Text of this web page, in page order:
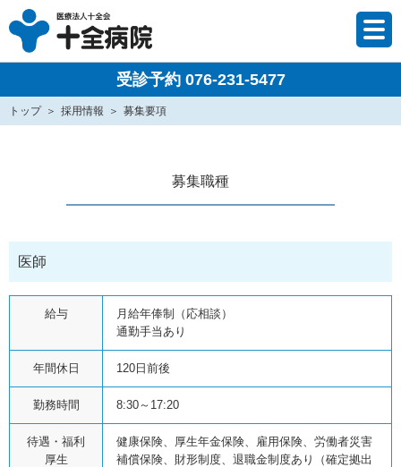
受診予約 076-231-5477
トップ 採用情報 募集要項
募集職種
医師
給与
月給年俸制（応相談）
通勤手当あり
年間休日 120日前後
勤務時間 8:30～17:20
待遇・福利
厚生
健康保険、厚生年金保険、雇用保険、労働者災害
補償保険、財形制度、退職金制度あり（確定拠出